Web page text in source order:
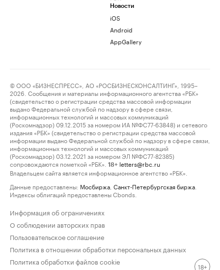
Новости
iOS
Android
AppGallery
© ООО «БИЗНЕСПРЕСС», АО «РОСБИЗНЕСКОНСАЛТИНГ», 1995–
2026. Сообщения и материалы информационного агентства «РБК»
(свидетельство о регистрации средства массовой информации
выдано Федеральной службой по надзору в сфере связи,
информационных технологий и массовых коммуникаций
(Роскомнадзор) 09.12.2015 за номером ИА №ФС77-63848) и сетевого
издания «РБК» (свидетельство о регистрации средства массовой
информации выдано Федеральной службой по надзору в сфере связи,
информационных технологий и массовых коммуникаций
(Роскомнадзор) 03.12.2021 за номером ЭЛ №ФС77-82385)
сопровождаются пометкой «РБК».
18+ letters@rbc.ru
Владельцем сайта является информационное агентство «РБК».
Данные предоставлены: Мосбиржа Санкт-Петербургская биржа
Индексы облигаций предоставлены Cbonds.
Информация об ограничениях
О соблюдении авторских прав
Пользовательское соглашение
Политика в отношении обработки персональных данных
Политика обработки файлов cookie
18+